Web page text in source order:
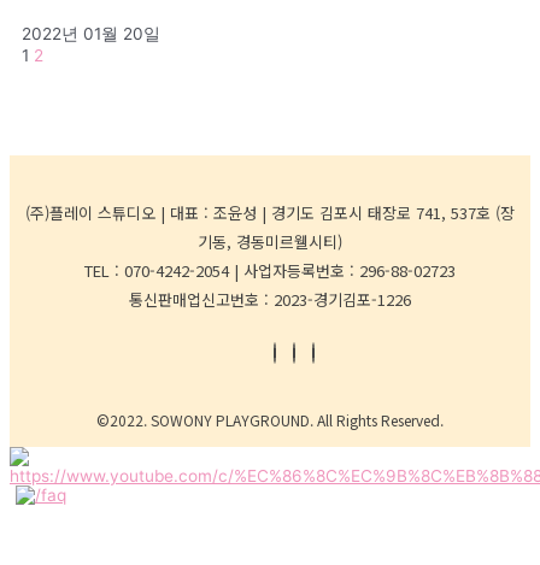
2022년 01월 20일
1 2
(주)플레이 스튜디오 | 대표 : 조윤성 | 경기도 김포시 태장로 741, 537호 (장
기동, 경동미르웰시티)
TEL : 070-4242-2054 | 사업자등록번호 : 296-88-02723
통신판매업신고번호 : 2023-경기김포-1226
©2022. SOWONY PLAYGROUND. All Rights Reserved.